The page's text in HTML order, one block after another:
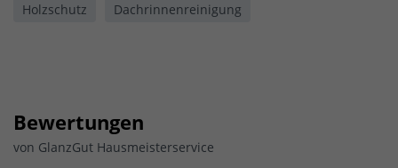
Holzschutz
Dachrinnenreinigung
Bewertungen
von GlanzGut Hausmeisterservice